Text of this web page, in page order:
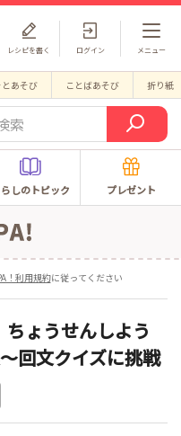
ログイン
レシピを書く メニュー
あそび ことばあそび 折り紙
らしのトピック プレゼント
！利用規約に従ってください
ょうせんしよう
回文クイズに挑戦